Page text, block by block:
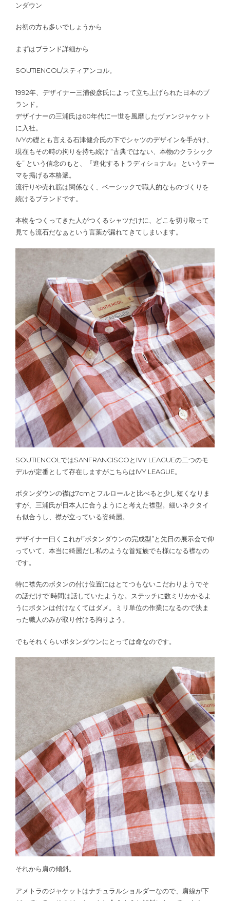
ンダウン
お初の方も多いでしょうから
まずはブランド詳細から
SOUTIENCOL/スティアンコル。
1992年、デザイナー三浦俊彦氏によって立ち上げられた日本のブ
ランド。
デザイナーの三浦氏は60年代に一世を風靡したヴァンジャケット
に入社。
IVYの礎とも言える石津健介氏の下でシャツのデザインを手がけ、
現在もその時の拘りを持ち続け “古典ではない、本物のクラシック
を” という信念のもと、『進化するトラディショナル』 というテー
マを掲げる本格派。
流行りや売れ筋は関係なく、ベーシックで職人的なものづくりを
続けるブランドです。
本物をつくってきた人がつくるシャツだけに、どこを切り取って
見ても流石だなぁという言葉が漏れてきてしまいます。
SOUTIENCOLではSANFRANCISCOとIVY LEAGUEの二つのモ
デルが定番として存在しますがこちらはIVY LEAGUE。
ボタンダウンの襟は7cmとフルロールと比べると少し短くなりま
すが、三浦氏が日本人に合うようにと考えた襟型。細いネクタイ
も似合うし、襟が立っている姿綺麗。
デザイナー曰くこれが”ボタンダウンの完成型”と先日の展示会で仰
っていて、本当に綺麗だし私のような首短族でも様になる襟なの
です。
特に襟先のボタンの付け位置にはとてつもないこだわりようでそ
の話だけで1時間は話していたような。ステッチに数ミリかかるよ
うにボタンは付けなくてはダメ。ミリ単位の作業になるので決ま
った職人のみが取り付ける拘りよう。
でもそれくらいボタンダウンにとっては命なのです。
それから肩の傾斜。
アメトラのジャケットはナチュラルショルダーなので、肩線が下